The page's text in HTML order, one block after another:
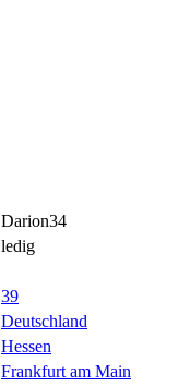
Darion34
ledig
39
Deutschland
Hessen
Frankfurt am Main